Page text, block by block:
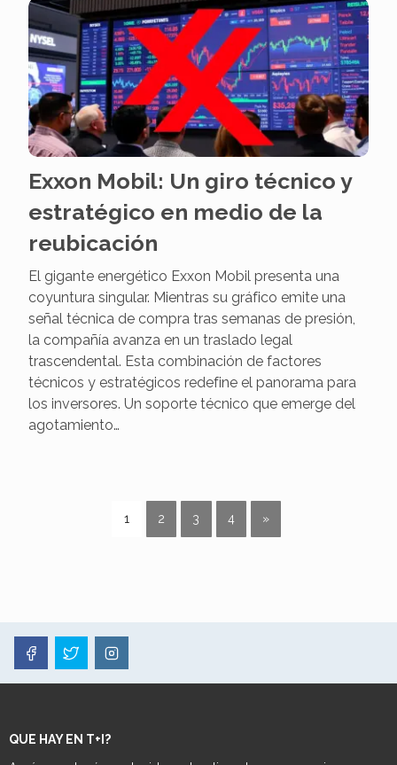
Exxon Mobil: Un giro técnico y
estratégico en medio de la
reubicación
El gigante energético Exxon Mobil presenta una
coyuntura singular. Mientras su gráfico emite una
señal técnica de compra tras semanas de presión,
la compañía avanza en un traslado legal
trascendental. Esta combinación de factores
técnicos y estratégicos redefine el panorama para
los inversores. Un soporte técnico que emerge del
agotamiento…
1 2 3 4 »
QUE HAY EN T+I?